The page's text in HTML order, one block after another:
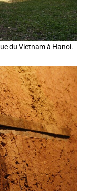
du Vietnam à Hanoi.